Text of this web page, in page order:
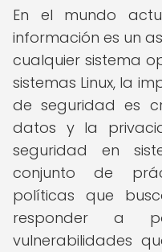
En el mundo
información es un
cualquier sistema
sistemas Linux, la
de seguridad es
datos y la
seguridad en
conjunto de
políticas que
responder a
vulnerabilidades